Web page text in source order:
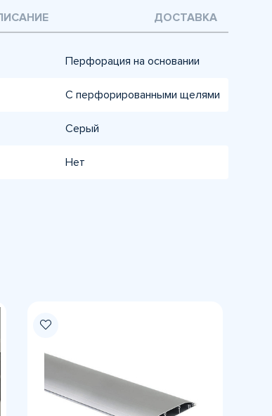
ДОСТАВКА
Перфорация на основании
С перфорированными щелями
Серый
Нет